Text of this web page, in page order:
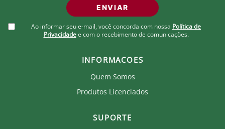
Ao comprar um produto oficial você fortalece seu
clube que recebe royalties com a venda de cada
produto.
ENVIAR
Ao informar seu e-mail, você concorda com nossa Política de
Privacidade e com o recebimento de comunicações.
INFORMACOES
Quem Somos
Produtos Licenciados
SUPORTE